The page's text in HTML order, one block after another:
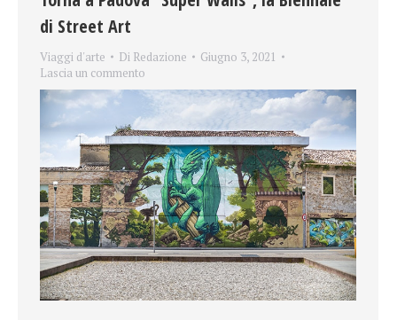
di Street Art
Viaggi d'arte Di Redazione
Giugno 3, 2021
Lascia un commento